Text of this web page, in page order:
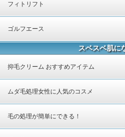
フィトリフト
ゴルフエース
スベスベ肌に
抑毛クリーム おすすめアイテム
ムダ毛処理女性に人気のコスメ
毛の処理が簡単にできる！